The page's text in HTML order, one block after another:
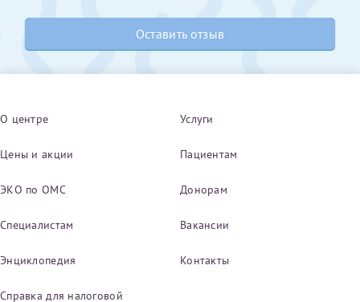
Оставить отзыв
О центре Услуги
Цены и акции Пациентам
ЭКО по ОМС Донорам
Специалистам Вакансии
Энциклопедия Контакты
Справка для налоговой